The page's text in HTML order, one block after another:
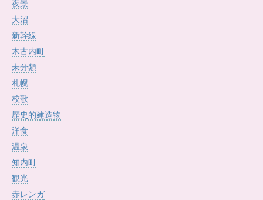
夜景
大沼
新幹線
木古内町
未分類
札幌
校歌
歴史的建造物
洋食
温泉
知内町
観光
赤レンガ